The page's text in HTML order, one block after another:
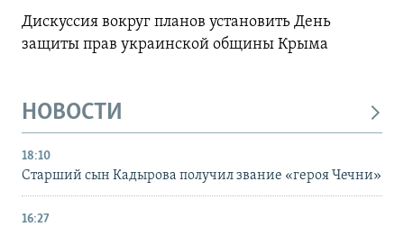
Дискуссия вокруг планов установить День
защиты прав украинской общины Крыма
НОВОСТИ
18:10
Старший сын Кадырова получил звание «героя Чечни»
16:27